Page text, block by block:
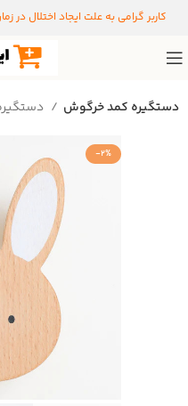
کاربر گرامی به علت ایجاد اختلال
دستگیره‌ چوبی دستگیره کمد خرگوش
-2%